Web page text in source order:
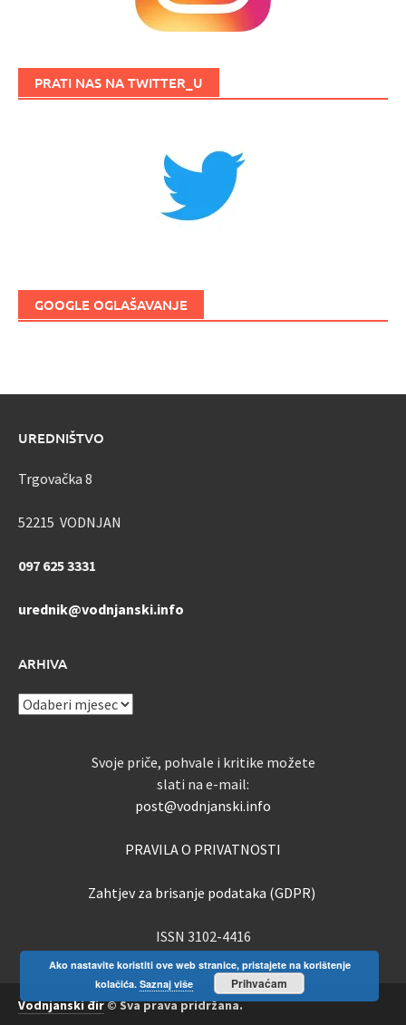
PRATI NAS NA TWITTER_U
GOOGLE OGLAŠAVANJE
UREDNIŠTVO
Trgovačka 8
52215 VODNJAN
097 625 3331
urednik@vodnjanski.info
ARHIVA
ARHIVA
Svoje priče, pohvale i kritike možete
slati na e-mail:
post@vodnjanski.info
PRAVILA O PRIVATNOSTI
Zahtjev za brisanje podataka (GDPR)
ISSN 3102-4416
Vodnjanski đir© Sva prava pridržana.
Ako nastavite koristiti ove web stranice, pristajete na korištenje
kolačića. Saznaj više Prihvaćam